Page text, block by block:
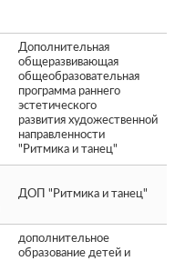
Дополнительная
общеразвивающая
общеобразовательная
программа раннего
эстетического
развития художественной
направленности
"Ритмика и танец"
ДОП "Ритмика и танец"
дополнительное
образование детей и